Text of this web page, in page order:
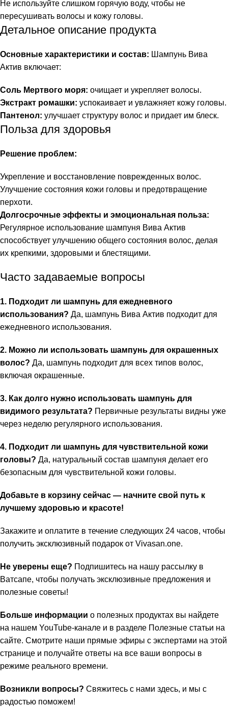
Не используйте слишком горячую воду, чтобы не
пересушивать волосы и кожу головы.
Детальное описание продукта
Основные характеристики и состав: Шампунь Вива
Актив включает:
Соль Мертвого моря: очищает и укрепляет волосы.
Экстракт ромашки: успокаивает и увлажняет кожу головы.
Пантенол: улучшает структуру волос и придает им блеск.
Польза для здоровья
Решение проблем:
Укрепление и восстановление поврежденных волос.
Улучшение состояния кожи головы и предотвращение
перхоти.
Долгосрочные эффекты и эмоциональная польза:
Регулярное использование шампуня Вива Актив
способствует улучшению общего состояния волос, делая
их крепкими, здоровыми и блестящими.
Часто задаваемые вопросы
1. Подходит ли шампунь для ежедневного
использования? Да, шампунь Вива Актив подходит для
ежедневного использования.
2. Можно ли использовать шампунь для окрашенных
волос? Да, шампунь подходит для всех типов волос,
включая окрашенные.
3. Как долго нужно использовать шампунь для
видимого результата? Первичные результаты видны уже
через неделю регулярного использования.
4. Подходит ли шампунь для чувствительной кожи
головы? Да, натуральный состав шампуня делает его
безопасным для чувствительной кожи головы.
Добавьте в корзину сейчас — начните свой путь к
лучшему здоровью и красоте!
Закажите и оплатите в течение следующих 24 часов, чтобы
получить эксклюзивный подарок от Vivasan.one.
Не уверены еще? Подпишитесь на нашу рассылку в
Ватсапе, чтобы получать эксклюзивные предложения и
полезные советы!
Больше информации о полезных продуктах вы найдете
на нашем YouTube-канале и в разделе Полезные статьи на
сайте. Смотрите наши прямые эфиры с экспертами на этой
странице и получайте ответы на все ваши вопросы в
режиме реального времени.
Возникли вопросы? Свяжитесь с нами здесь, и мы с
радостью поможем!